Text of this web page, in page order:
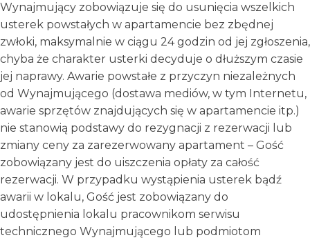
Wynajmujący zobowiązuje się do usunięcia wszelkich
usterek powstałych w apartamencie bez zbędnej
zwłoki, maksymalnie w ciągu 24 godzin od jej zgłoszenia,
chyba że charakter usterki decyduje o dłuższym czasie
jej naprawy. Awarie powstałe z przyczyn niezależnych
od Wynajmującego (dostawa mediów, w tym Internetu,
awarie sprzętów znajdujących się w apartamencie itp.)
nie stanowią podstawy do rezygnacji z rezerwacji lub
zmiany ceny za zarezerwowany apartament – Gość
zobowiązany jest do uiszczenia opłaty za całość
rezerwacji. W przypadku wystąpienia usterek bądź
awarii w lokalu, Gość jest zobowiązany do
udostępnienia lokalu pracownikom serwisu
technicznego Wynajmującego lub podmiotom